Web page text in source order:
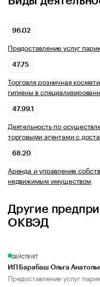
96.02
Предоставление услуг
47.75
Торговля розничная
гигиены в
47.99.1
Деятельность по
торговыми агентами с
68.20
Аренда и управление
недвижимым имуществом
Другие
ОКВЭД
ДЕЙСТВУЕТ
ИП Барабаш Ольга
Предоставление услуг